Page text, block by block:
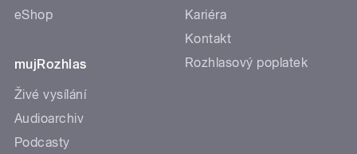
eShop
mujRozhlas
Živé vysílání
Audioarchiv
Podcasty
Kariéra
Kontakt
Rozhlasový poplatek